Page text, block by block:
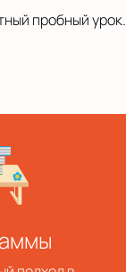
пробный урок.